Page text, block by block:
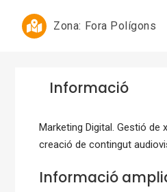
Zona: Fora Polígons
Informació
Marketing Digital. Gestió de
creació de contingut
Informació